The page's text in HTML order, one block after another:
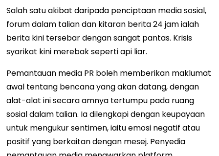
Salah satu akibat daripada penciptaan media sosial,
forum dalam talian dan kitaran berita 24 jam ialah
berita kini tersebar dengan sangat pantas. Krisis
syarikat kini merebak seperti api liar.
Pemantauan media PR boleh memberikan maklumat
awal tentang bencana yang akan datang, dengan
alat-alat ini secara amnya tertumpu pada ruang
sosial dalam talian. Ia dilengkapi dengan keupayaan
untuk mengukur sentimen, iaitu emosi negatif atau
positif yang berkaitan dengan mesej. Penyedia